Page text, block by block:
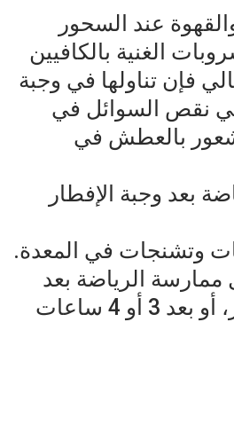
الغنية بالكافيين
فإن تناولها في وجبة
نقص السوائل في
بالعطش في
بعد وجبة الإفطار
وتشنجات في المعدة.
الرياضة بعد
ساعة من الإفطار، أو بعد 3 أو 4 ساعات